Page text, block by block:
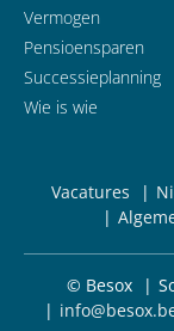
Vermogen
Pensioensparen
Successieplanning
Wie is wie
Vacatures
© Besox